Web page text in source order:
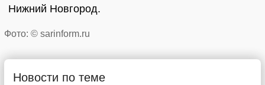
Нижний Новгород.
Фото: © sarinform.ru
Новости по теме